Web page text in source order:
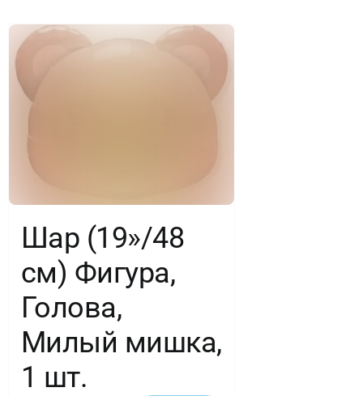
шт.
Шар (19»/48
см) Фигура,
Голова,
Милый мишка,
1 шт.